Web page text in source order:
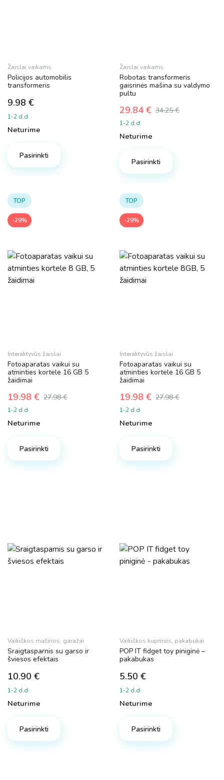
Žaislai vaikams
Policijos automobilis
transformeris
9.98 €
1-2 d.d.
Neturime
Pasirinkti
Žaislai vaikams
Robotas transformeris
gaisrinės mašina su valdymo
pultu
34.25€
Original
price
was:
29.84 €
Current
price
is:
1-2 d.d.
Neturime
Pasirinkti
TOP
-29%
Interaktyvūs žaislai
Fotoaparatas vaikui su
atminties kortele 16 GB 5
žaidimai
27.98€
Original
price
was:
19.98 €
Current
price
is:
1-2 d.d.
Neturime
Pasirinkti
TOP
-29%
Interaktyvūs žaislai
Fotoaparatas vaikui su
atminties kortele 16 GB 5
žaidimai
27.98€
Original
price
was:
19.98 €
Current
price
is:
1-2 d.d.
Neturime
Pasirinkti
Vaikiškos mašinos, garažai
Sraigtasparnis su garso ir
šviesos efektais
10.90 €
1-2 d.d.
Neturime
Pasirinkti
Vaikiškos kuprinės, pakabukai
POP IT fidget toy piniginė –
pakabukas
5.50 €
1-2 d.d.
Neturime
Pasirinkti